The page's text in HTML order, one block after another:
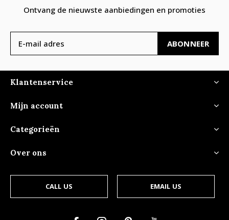
Ontvang de nieuwste aanbiedingen en promoties
ABONNEER
Klantenservice
Mijn account
Categorieën
Over ons
CALL US EMAIL US